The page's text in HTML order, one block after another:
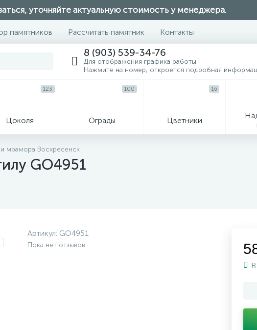
уточняйте актуальную стоимость у менеджера.
памятников Рассчитать памятник Контакты
8 (903) 539-34-76
Для отображения графика работы
Нажмите на номер, откроется подробная
Цоколя
123
Ограды
100
Цветники
16
мрамора Воскресенск
GO4951
Артикул: GO4951
Пока нет отзывов
-